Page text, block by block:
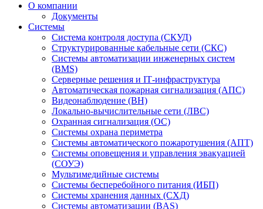
О компании
Документы
Системы
Система контроля доступа (СКУД)
Структурированные кабельные сети (СКС)
Системы автоматизации инженерных систем
(BMS)
Серверные решения и IT‑инфраструктура
Автоматическая пожарная сигнализация (АПС)
Видеонаблюдение (ВН)
Локально-вычислительные сети (ЛВС)
Охранная сигнализация (ОС)
Системы охрана периметра
Системы автоматического пожаротушения (АПТ)
Системы оповещения и управления эвакуацией
(СОУЭ)
Мультимедийные системы
Системы бесперебойного питания (ИБП)
Системы хранения данных (СХД)
Системы автоматизации (BAS)